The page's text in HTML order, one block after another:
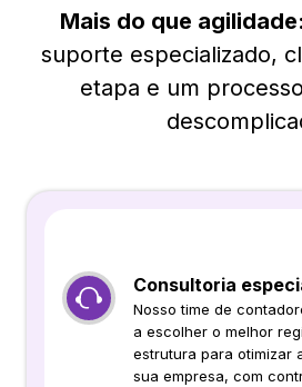
Mais do que agilidade:
suporte especializado,
etapa e um
Consultoria
Nosso time de
a escolher o melhor
estrutura para otimizar
sua empresa, com